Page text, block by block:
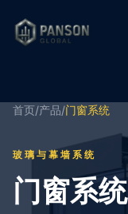
首页/产品/门窗系统
玻璃与幕墙系统
门窗系统